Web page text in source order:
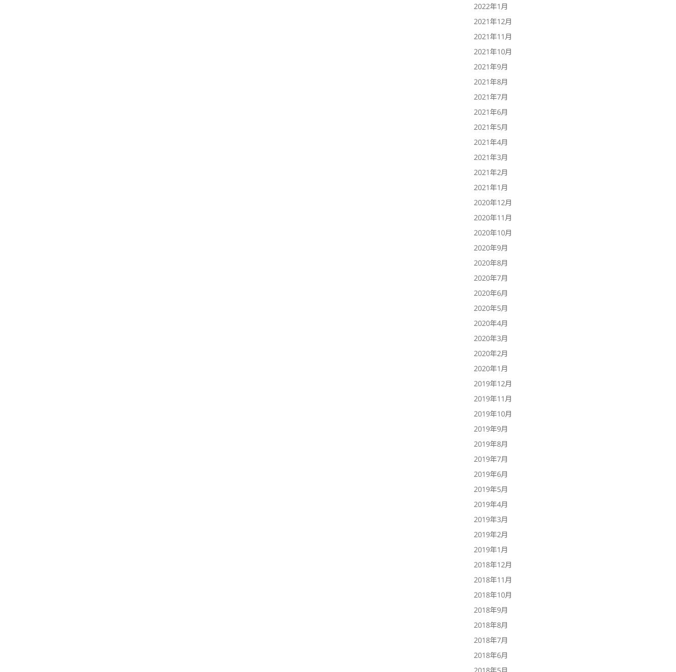
2022年1月
2021年12月
2021年11月
2021年10月
2021年9月
2021年8月
2021年7月
2021年6月
2021年5月
2021年4月
2021年3月
2021年2月
2021年1月
2020年12月
2020年11月
2020年10月
2020年9月
2020年8月
2020年7月
2020年6月
2020年5月
2020年4月
2020年3月
2020年2月
2020年1月
2019年12月
2019年11月
2019年10月
2019年9月
2019年8月
2019年7月
2019年6月
2019年5月
2019年4月
2019年3月
2019年2月
2019年1月
2018年12月
2018年11月
2018年10月
2018年9月
2018年8月
2018年7月
2018年6月
2018年5月